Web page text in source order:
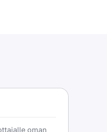
oman